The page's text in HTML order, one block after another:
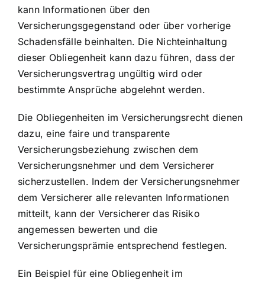
kann Informationen über den
Versicherungsgegenstand oder über vorherige
Schadensfälle beinhalten. Die Nichteinhaltung
dieser Obliegenheit kann dazu führen, dass der
Versicherungsvertrag ungültig wird oder
bestimmte Ansprüche abgelehnt werden.
Die Obliegenheiten im Versicherungsrecht dienen
dazu, eine faire und transparente
Versicherungsbeziehung zwischen dem
Versicherungsnehmer und dem Versicherer
sicherzustellen. Indem der Versicherungsnehmer
dem Versicherer alle relevanten Informationen
mitteilt, kann der Versicherer das Risiko
angemessen bewerten und die
Versicherungsprämie entsprechend festlegen.
Ein Beispiel für eine Obliegenheit im